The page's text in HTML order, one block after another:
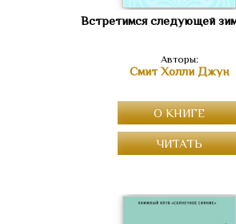
Встретимся следующей
Авторы:
Смит Холли Джун
О КНИГЕ
ЧИТАТЬ